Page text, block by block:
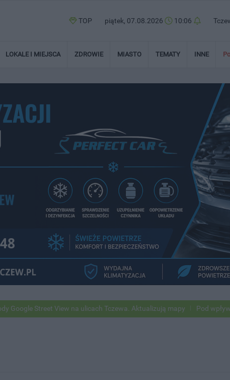
TOP piątek, 07.08.2026 10:06
LOKALE I MIEJSCA ZDROWIE MIASTO TEMATY INNE
Street View na ulicach Tczewa. Aktualizują mapy Pod wpływem